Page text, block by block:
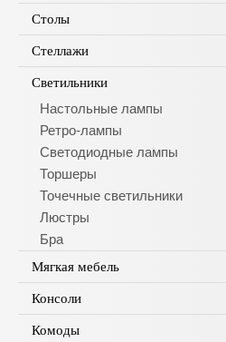
Столы
Стеллажи
Светильники
Настольные лампы
Ретро-лампы
Светодиодные лампы
Торшеры
Точечные светильники
Люстры
Бра
Мягкая мебель
Консоли
Комоды